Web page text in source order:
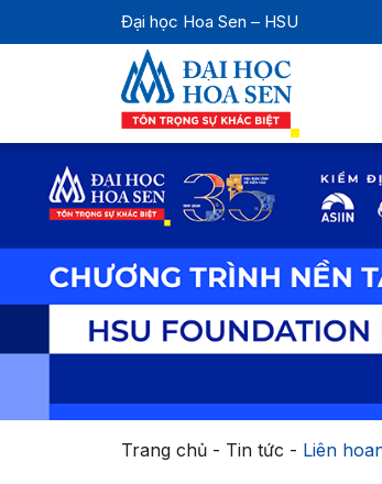
Đại học Hoa Sen – HSU
Trang chủ- Tin tức - Liên